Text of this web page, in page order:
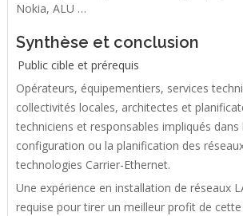
Nokia, ALU …
Synthèse et conclusion
Public cible et prérequis
Opérateurs, équipementiers, services
collectivités locales, architectes et
techniciens et responsables impliqués dans
configuration ou la planification des
technologies Carrier-Ethernet.
Une expérience en installation de réseaux
requise pour tirer un meilleur profit de